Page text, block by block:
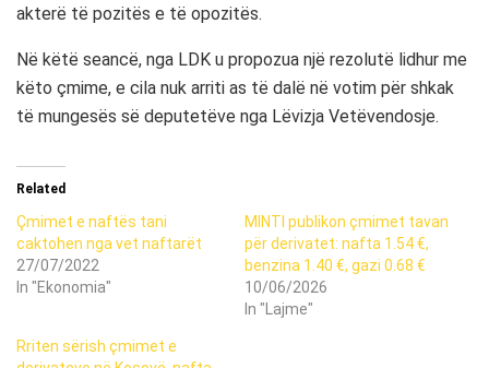
akterë të pozitës e të opozitës.
Në këtë seancë, nga LDK u propozua një rezolutë lidhur me
këto çmime, e cila nuk arriti as të dalë në votim për shkak
të mungesës së deputetëve nga Lëvizja Vetëvendosje.
Related
Çmimet e naftës tani
caktohen nga vet naftarët
27/07/2022
In "Ekonomia"
MINTI publikon çmimet tavan
për derivatet: nafta 1.54 €,
benzina 1.40 €, gazi 0.68 €
10/06/2026
In "Lajme"
Rriten sërish çmimet e